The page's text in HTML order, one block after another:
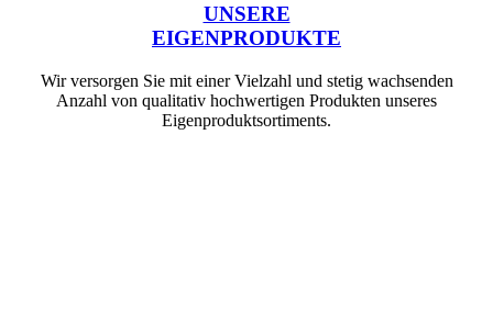
UNSERE
EIGENPRODUKTE
Wir versorgen Sie mit einer Vielzahl und stetig wachsenden
Anzahl von qualitativ hochwertigen Produkten unseres
Eigenproduktsortiments.